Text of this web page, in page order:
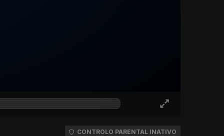
CONTROLO PARENTAL INATIVO